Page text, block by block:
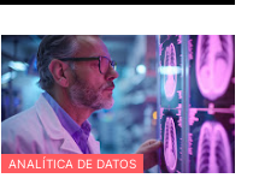
ANALÍTICA DE DATOS